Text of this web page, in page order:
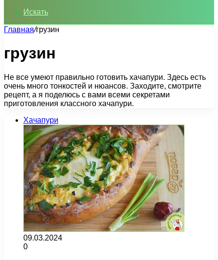
Искать
Главная/грузин
грузин
Не все умеют правильно готовить хачапури. Здесь есть
очень много тонкостей и нюансов. Заходите, смотрите
рецепт, а я поделюсь с вами всеми секретами
приготовления классного хачапури.
Хачапури
09.03.2024
0